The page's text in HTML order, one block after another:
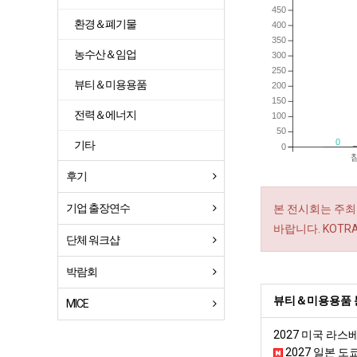
0
0
50
100
150
200
250
300
350
400
450
본 전시회는 주
바랍니다.
뷰티＆미용용품
2027 미국 라스
2027 일본 도
환경＆폐기물
농수산＆임업
뷰티＆미용용품
전력＆에너지
기타
후기
기업 출장연수
단체 워크샵
박람회
MICE